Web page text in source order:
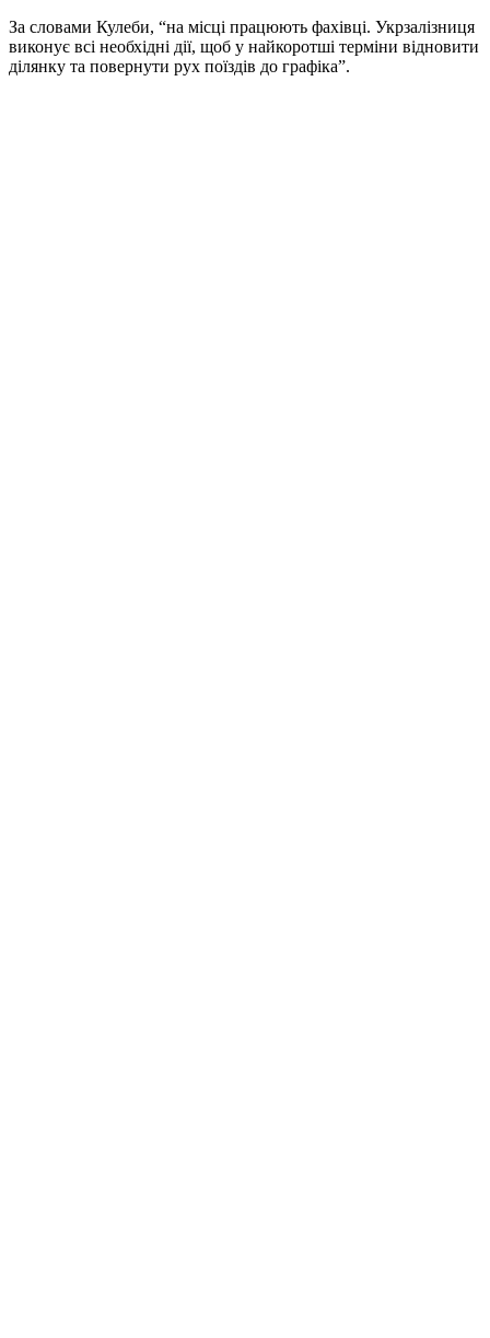
За словами Кулеби, “на місці працюють фахівці. Укрзалізниця
виконує всі необхідні дії, щоб у найкоротші терміни відновити
ділянку та повернути рух поїздів до графіка”.